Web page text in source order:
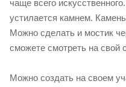
чаще всего
устилается камнем.
Можно сделать и мостик
сможете смотреть на свой
Можно создать на своем